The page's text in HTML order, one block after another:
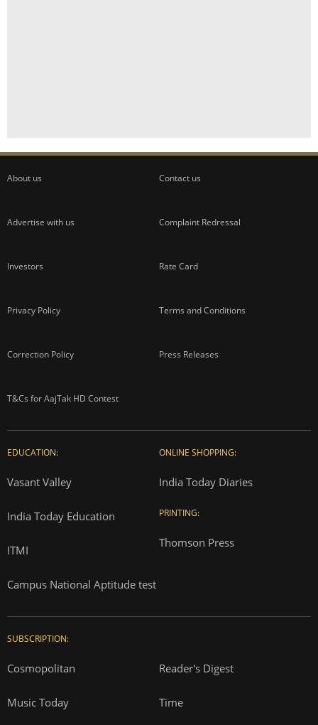
About us Contact us
Advertise with us Complaint Redressal
Investors Rate Card
Privacy Policy Terms and Conditions
Correction Policy Press Releases
T&Cs for AajTak HD Contest
EDUCATION:
Vasant Valley
India Today Education
ITMI
Campus National Aptitude test
ONLINE SHOPPING:
India Today Diaries
PRINTING:
Thomson Press
SUBSCRIPTION:
Cosmopolitan Reader's Digest
Music Today Time